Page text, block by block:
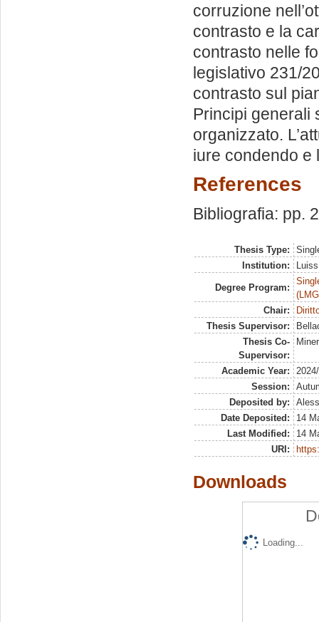
corruzione
contrasto e la
contrasto nelle
legislativo 231/
contrasto sul
Principi generali
organizzato.
iure condendo e
References
Bibliografia: pp.
Thesis Type:
Institution:
Degree Program:
Chair:
Thesis Supervisor:
Thesis Co-
Supervisor:
Academic Year:
Session:
Deposited by:
Date Deposited:
14
Last Modified:
14
URI:
Downloads
Loading...